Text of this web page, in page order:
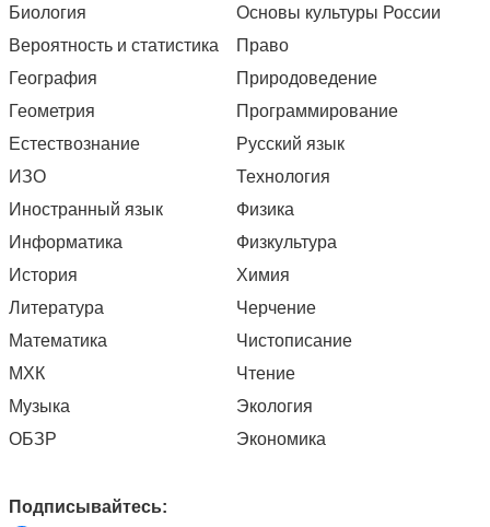
Биология
Вероятность и статистика
География
Геометрия
Естествознание
ИЗО
Иностранный язык
Информатика
История
Литература
Математика
МХК
Музыка
ОБЗР
Основы культуры России
Право
Природоведение
Программирование
Русский язык
Технология
Физика
Физкультура
Химия
Черчение
Чистописание
Чтение
Экология
Экономика
Подписывайтесь: